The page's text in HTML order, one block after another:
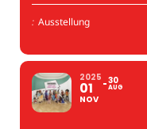
: Ausstellung
2025
01
NOV
30
AUG